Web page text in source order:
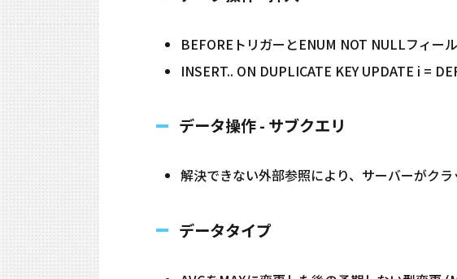
BEFOREトリガーとENUM NOT NULLフィー
INSERT.. ON DUPLICATE KEY UPDATE i =
データ操作 - サブクエリ
解決できない外部参照により、サーバーがク
データタイプ